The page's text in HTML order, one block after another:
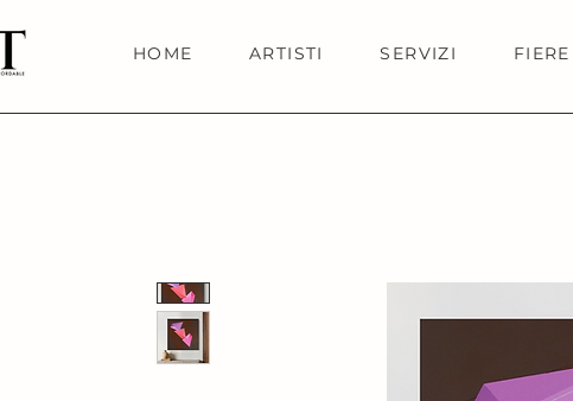
HOME ARTISTI SERVIZI FIERE